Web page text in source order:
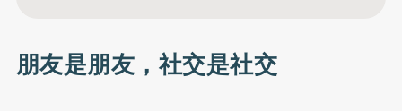
朋友是朋友，社交是社交